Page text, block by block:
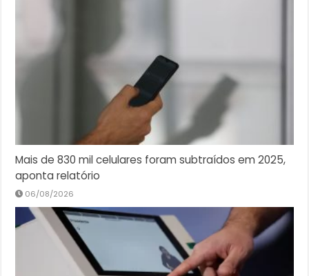
Mais de 830 mil celulares foram subtraídos em 2025,
aponta relatório
06/08/2026